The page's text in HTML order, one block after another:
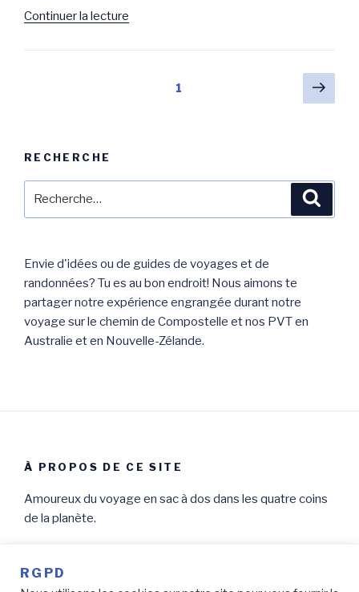
Continuer la lecture
le
1
RECHERCHE
Envie d'idées ou de guides de voyages et de
randonnées? Tu es au bon endroit! Nous aimons te
partager notre expérience engrangée durant notre
voyage sur le chemin de Compostelle et nos PVT en
Australie et en Nouvelle-Zélande.
À PROPOS DE CE SITE
Amoureux du voyage en sac à dos dans les quatre coins
de la planète.
RGPD